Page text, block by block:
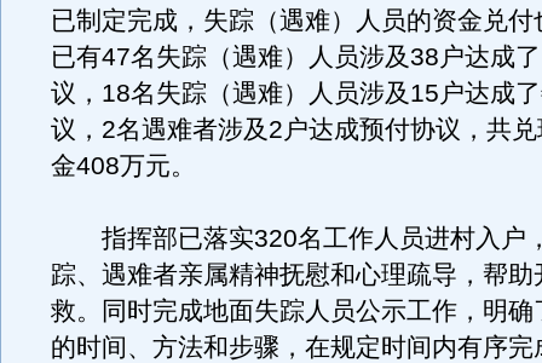
已制定完成，失踪（遇难）人员的资金兑
已有47名失踪（遇难）人员涉及38户达成
议，18名失踪（遇难）人员涉及15户达成
议，2名遇难者涉及2户达成预付协议，共
金408万元。
指挥部已落实320名工作人员进村入户
踪、遇难者亲属精神抚慰和心理疏导，帮助
救。同时完成地面失踪人员公示工作，明确
的时间、方法和步骤，在规定时间内有序完